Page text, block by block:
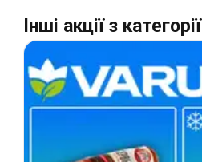
Інші акції з категорії